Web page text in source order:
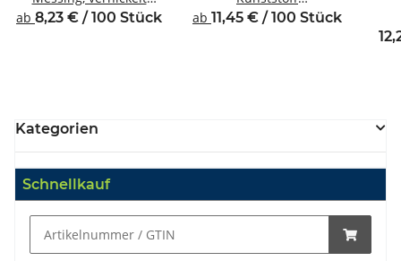
Innen/Innengewinde M3
ab 8,23 € / 100 Stück
Innen/Innengewinde M3
ab 11,45 € / 100 Stück
Kategorien
Schnellkauf